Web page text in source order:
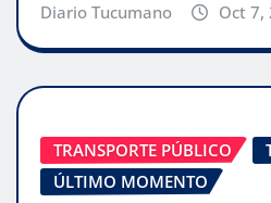
Diario Tucumano Oct 7,
TRANSPORTE PÚBLICO
ÚLTIMO MOMENTO